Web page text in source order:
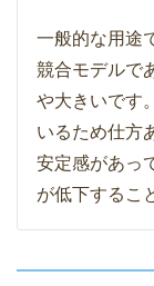
一般的な用途
競合モデルで
や大きいです
いるため仕方
安定感があっ
が低下するこ